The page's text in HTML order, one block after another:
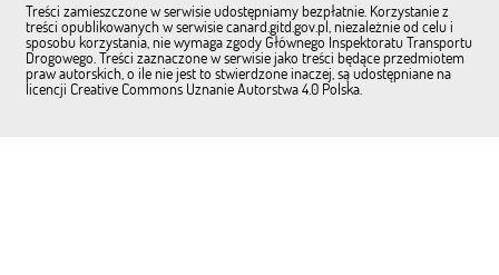
Treści zamieszczone w serwisie udostępniamy bezpłatnie. Korzystanie z
treści opublikowanych w serwisie canard.gitd.gov.pl, niezależnie od celu i
sposobu korzystania, nie wymaga zgody Głównego Inspektoratu Transportu
Drogowego. Treści zaznaczone w serwisie jako treści będące przedmiotem
praw autorskich, o ile nie jest to stwierdzone inaczej, są udostępniane na
licencji Creative Commons Uznanie Autorstwa 4.0 Polska.